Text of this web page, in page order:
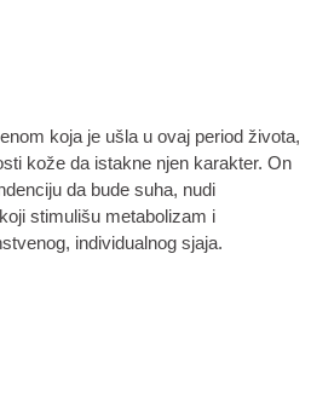
koja je ušla u ovaj period života,
kože da istakne njen karakter. On
da bude suha, nudi
stimulišu metabolizam i
individualnog sjaja.